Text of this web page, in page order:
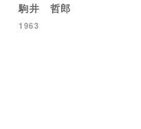
駒井 哲郎
1963